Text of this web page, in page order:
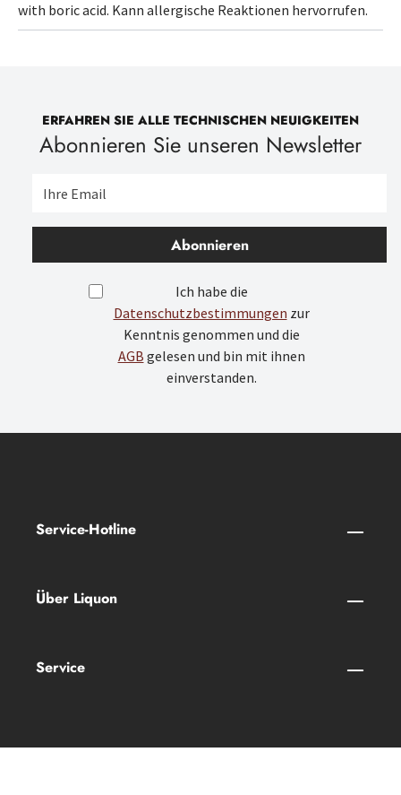
with boric acid. Kann allergische Reaktionen hervorrufen.
ERFAHREN SIE ALLE TECHNISCHEN NEUIGKEITEN
Abonnieren Sie unseren Newsletter
Abonnieren
Ich habe die
Datenschutzbestimmungen zur
Kenntnis genommen und die
AGB gelesen und bin mit ihnen
einverstanden.
Service-Hotline
Über Liquon
Service